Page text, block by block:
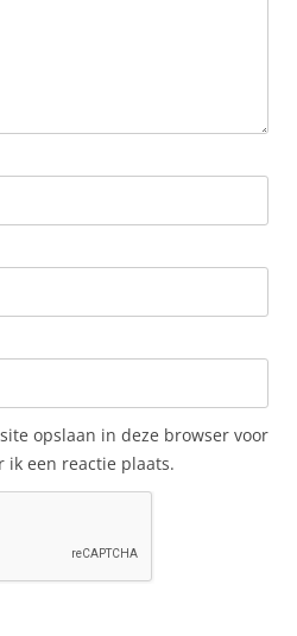
opslaan in deze browser voor
ik een reactie plaats.